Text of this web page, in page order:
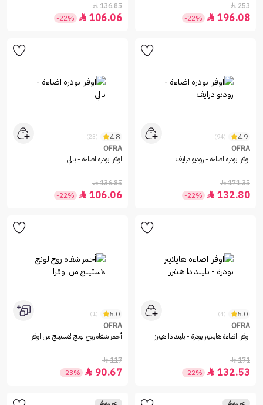
253

196.08

-22%
136.85

106.06

-22%
4.9
(94)
OFRA
اوفرا بودرة اضاءة - روديو درايف
171.35

132.80

-22%
4.8
(23)
OFRA
اوفرا بودرة اضاءة - بالي
136.85

106.06

-22%
5.0
(4)
OFRA
اوفرا اضاءة هايلايتر بودرة - بليند ذا هيترز
171

132.53

-22%
5.0
(1)
OFRA
أحمر شفاه روج لونج لاستينج من اوفرا
117

90.67

-23%
غير متوفر غير متوفر